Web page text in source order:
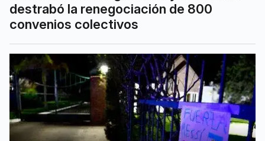
destrabó la renegociación de 800
convenios colectivos